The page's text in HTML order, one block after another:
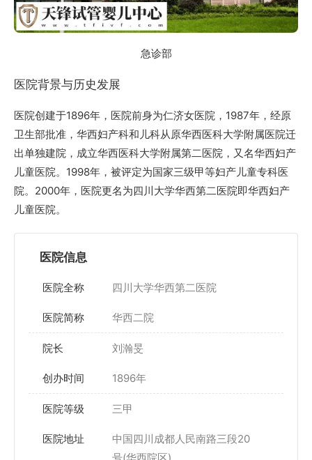
急诊部
医院背景与历史发展
医院创建于1896年，医院前身为仁济女医院，1987年，经原
卫生部批准，华西妇产科和儿科从原华西医科大学附属医院迁
出单独建院，成立华西医科大学附属第二医院，又名华西妇产
儿童医院。1998年，被评定为国家三级甲等妇产儿童专科医
院。2000年，医院更名为四川大学华西第二医院即华西妇产
儿童医院。
医院信息
医院全称 四川大学华西第二医院
医院简称 华西二院
院长 刘瀚旻
创办时间 1896年
医院等级 三甲
医院地址
中国四川成都人民南路三段20